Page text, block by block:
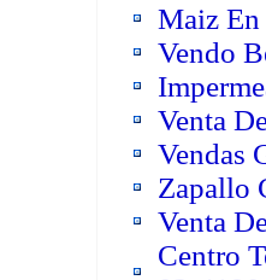
Maiz En
Vendo
Venta
Vendas
Zapallo
Venta
Centro